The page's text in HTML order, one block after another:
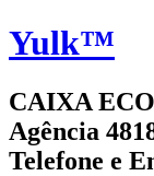
Yulk™
CAIXA
Agência
Telefone e